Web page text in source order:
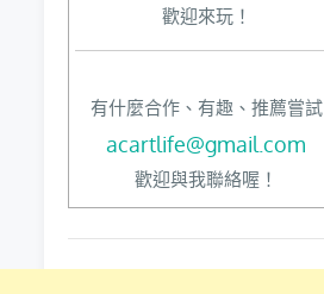
歡迎來玩！
有什麼合作、有趣、推薦嘗試
acartlife@gmail.com
歡迎與我聯絡喔！